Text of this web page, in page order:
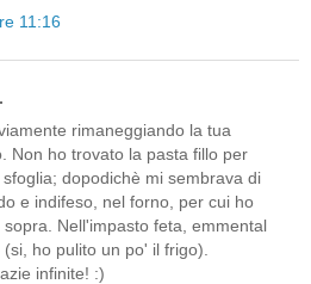
11:16
rimaneggiando la tua
Non ho trovato la pasta fillo per
dopodichè mi sembrava di
e indifeso, nel forno, per cui ho
Nell'impasto feta, emmental
ho pulito un po' il frigo).
infinite! :)